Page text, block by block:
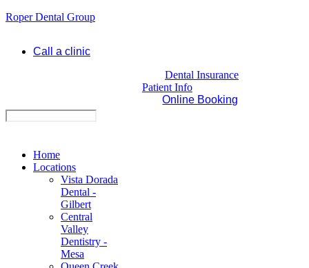
Roper Dental Group
Call a clinic
Dental Insurance
Patient Info
Online Booking
Home
Locations
Vista Dorada
Dental -
Gilbert
Central
Valley
Dentistry -
Mesa